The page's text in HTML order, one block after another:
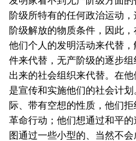
阶级所特有的任何政治运动
阶级解放的物质条件，因此
他们个人的发明活动来代替
件来代替，无产阶级的逐步
出来的社会组织来代替。在
是宣传和实施他们的社会计
际、带有空想的性质，他们
革命行动；他们想通过和平
图通过一些小型的、当然不